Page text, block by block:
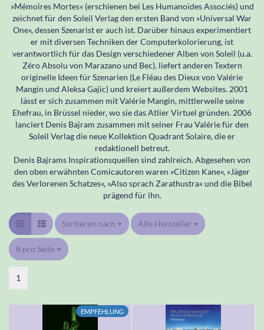
»Mémoires Mortes« (erschienen bei Les Humanoïdes Associés) und
zeichnet für den Soleil Verlag den ersten Band von »Universal War
One«, dessen Szenarist er auch ist. Darüber hinaus experimentiert
er mit diversen Techniken der Computerkolorierung, ist
verantwortlich für das Design verschiedener Alben von Soleil (u.a.
Zéro Absolu von Marazano und Bec), liefert anderen Textern
originelle Ideen für Szenarien (Le Fléau des Dieux von Valérie
Mangin und Aleksa Gajic) und kreiert außerdem Websites. 2001
lässt er sich zusammen mit Valérie Mangin, mittlerweile seine
Ehefrau, in Brüssel nieder, wo sie das Atlier Virtuel gründen. 2006
lanciert Denis Bajram zusammen mit seiner Frau Valérie für den
Soleil Verlag die neue Kollektion Quadrant Solaire, die er
redaktionell betreut.
Denis Bajrams Inspirationsquellen sind zahlreich. Abgesehen von
den oben erwähnten Comicautoren waren »Citizen Kane«, »Jäger
des Verlorenen Schatzes«, »Also sprach Zarathustra« und die Bibel
prägend für ihn.
Sortieren nach
Sortieren nach Alle Hersteller
pro Seite
8 pro Seite
pro Seite
1
EMPFEHLUNG